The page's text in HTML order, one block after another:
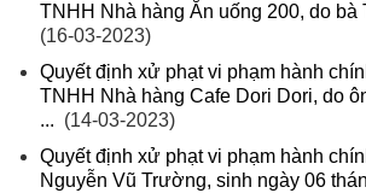
TNHH Nhà hàng Ăn uống 200, do bà
(16-03-2023)
Quyết định xử phạt vi phạm hành
TNHH Nhà hàng Cafe Dori Dori, do
... (14-03-2023)
Quyết định xử phạt vi phạm hành
Nguyễn Vũ Trường, sinh ngày 06